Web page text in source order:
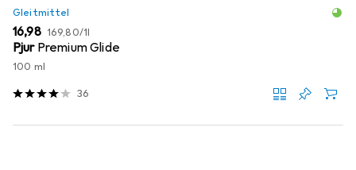
Gleitmittel
EUR
16,98 EUR
169,80/1l
Pjur Premium Glide
100 ml
36